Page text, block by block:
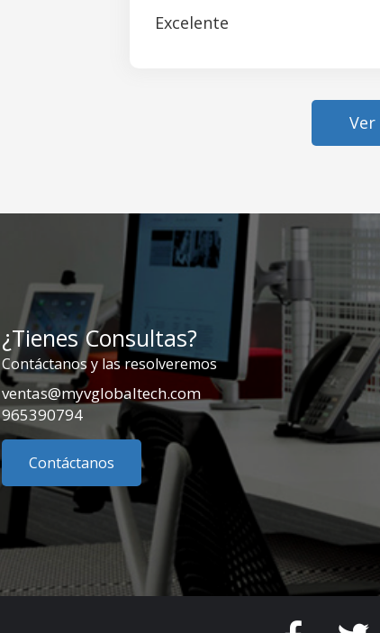
Excelente
¿Tienes Consultas?
Contáctanos y las resolveremos
ventas@myvglobaltech.com
965390794
Contáctanos